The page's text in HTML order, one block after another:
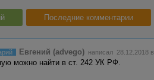
Последние комментарии
Евгений (advego) написал 28.12.2018
можно найти в ст. 242 УК РФ.